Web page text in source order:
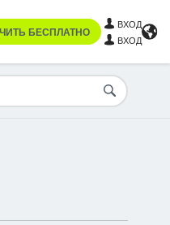
БЕСПЛАТНО
ВХОД
ВХОД